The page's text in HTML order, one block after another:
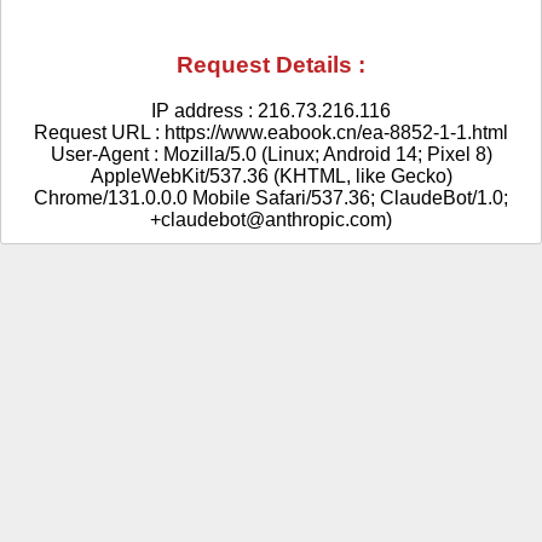
Request Details :
IP address : 216.73.216.116
Request URL : https://www.eabook.cn/ea-8852-1-1.html
User-Agent : Mozilla/5.0 (Linux; Android 14; Pixel 8)
AppleWebKit/537.36 (KHTML, like Gecko)
Chrome/131.0.0.0 Mobile Safari/537.36; ClaudeBot/1.0;
+claudebot@anthropic.com)